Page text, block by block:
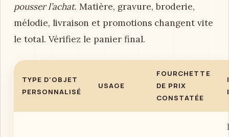
pousser l’achat. Matière, gravure, broderie,
mélodie, livraison et promotions changent vite
le total. Vérifiez le panier final.
TYPE D’OBJET
PERSONNALISÉ
USAGE
FOURCHETTE
DE PRIX
CONSTATÉE